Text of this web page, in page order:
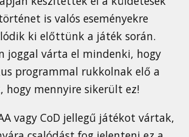
is valós eseményekre
ki előttünk a játék során.
joggal várta el mindenki, hogy
programmal rukkolnak elő a
hogy mennyire sikerült ez!
vagy CoD jellegű játékot vártak,